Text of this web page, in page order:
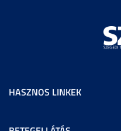
HASZNOS LINKEK